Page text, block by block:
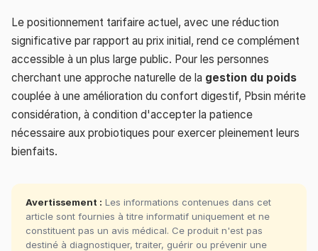
Le positionnement tarifaire actuel, avec une réduction
significative par rapport au prix initial, rend ce complément
accessible à un plus large public. Pour les personnes
cherchant une approche naturelle de la gestion du poids
couplée à une amélioration du confort digestif, Pbsin mérite
considération, à condition d'accepter la patience
nécessaire aux probiotiques pour exercer pleinement leurs
bienfaits.
Avertissement : Les informations contenues dans cet
article sont fournies à titre informatif uniquement et ne
constituent pas un avis médical. Ce produit n'est pas
destiné à diagnostiquer, traiter, guérir ou prévenir une